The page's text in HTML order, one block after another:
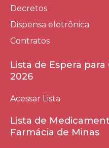
Decretos
Dispensa eletrônica
Contratos
Lista de Espera
2026
Acessar Lista
Lista de
Farmácia de Minas